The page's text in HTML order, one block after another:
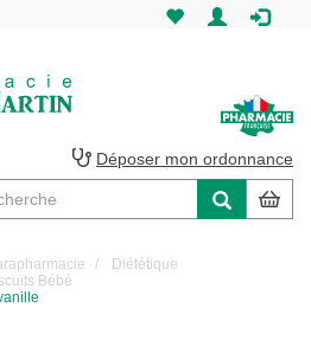
Martin
Pharmacie
Saint-
Déposer mon ordonnance
Diététique
Bébé